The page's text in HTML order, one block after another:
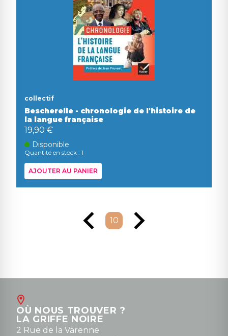
collectif
Bescherelle - chronologie de l'histoire de
la langue française
19,90 €
Disponible
Quantité en stock : 1
AJOUTER AU PANIER
10
OÙ NOUS TROUVER ?
LA GRIFFE NOIRE
2 Rue de la Varenne